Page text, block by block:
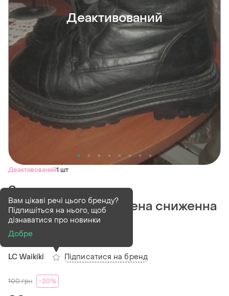
Деактивований
Деактивований1 шт
Зимние сапожки на
меху.распродажа. цена сниженна
с оплатой на карту.
LC Waikiki
Вам цікаві речі цього бренду?
Підпишіться на нього, щоб
дізнаватися про новинки
Добре
Підписатися на бренд
100грн -20%